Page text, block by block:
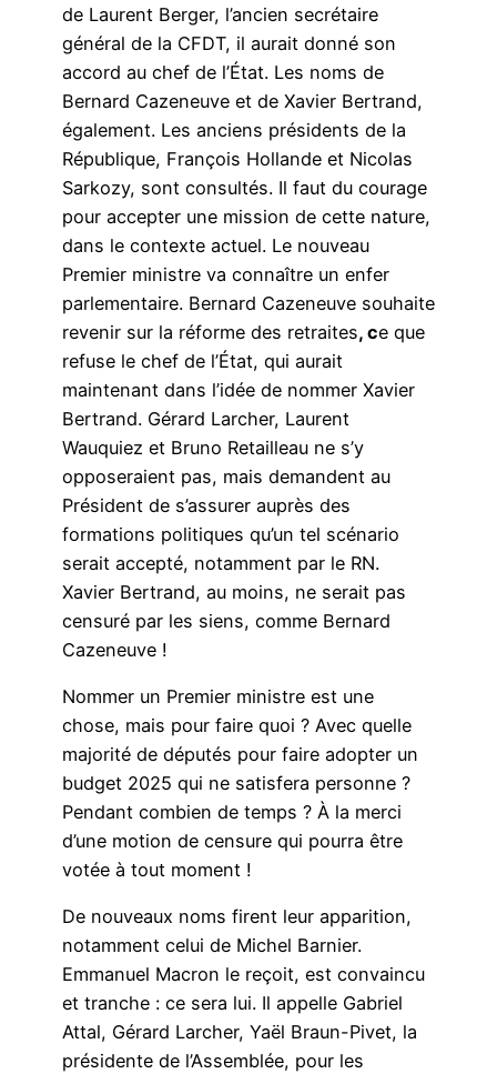
de Laurent Berger, l’ancien secrétaire
général de la CFDT, il aurait donné son
accord au chef de l’État. Les noms de
Bernard Cazeneuve et de Xavier Bertrand,
également. Les anciens présidents de la
République, François Hollande et Nicolas
Sarkozy, sont consultés. Il faut du courage
pour accepter une mission de cette nature,
dans le contexte actuel. Le nouveau
Premier ministre va connaître un enfer
parlementaire. Bernard Cazeneuve souhaite
revenir sur la réforme des retraites, ce que
refuse le chef de l’État, qui aurait
maintenant dans l’idée de nommer Xavier
Bertrand. Gérard Larcher, Laurent
Wauquiez et Bruno Retailleau ne s’y
opposeraient pas, mais demandent au
Président de s’assurer auprès des
formations politiques qu’un tel scénario
serait accepté, notamment par le RN.
Xavier Bertrand, au moins, ne serait pas
censuré par les siens, comme Bernard
Cazeneuve !
Nommer un Premier ministre est une
chose, mais pour faire quoi ? Avec quelle
majorité de députés pour faire adopter un
budget 2025 qui ne satisfera personne ?
Pendant combien de temps ? À la merci
d’une motion de censure qui pourra être
votée à tout moment !
De nouveaux noms firent leur apparition,
notamment celui de Michel Barnier.
Emmanuel Macron le reçoit, est convaincu
et tranche : ce sera lui. Il appelle Gabriel
Attal, Gérard Larcher, Yaël Braun-Pivet, la
présidente de l’Assemblée, pour les